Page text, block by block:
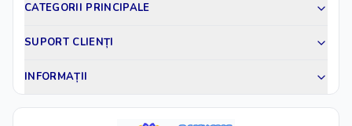
CATEGORII PRINCIPALE
SUPORT CLIENȚI
INFORMAȚII